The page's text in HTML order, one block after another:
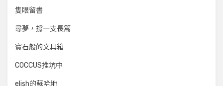
隻眼留書
尋夢，撐一支長篙
寶石般的文具箱
COCCUS推坑中
elish的蘇哈地